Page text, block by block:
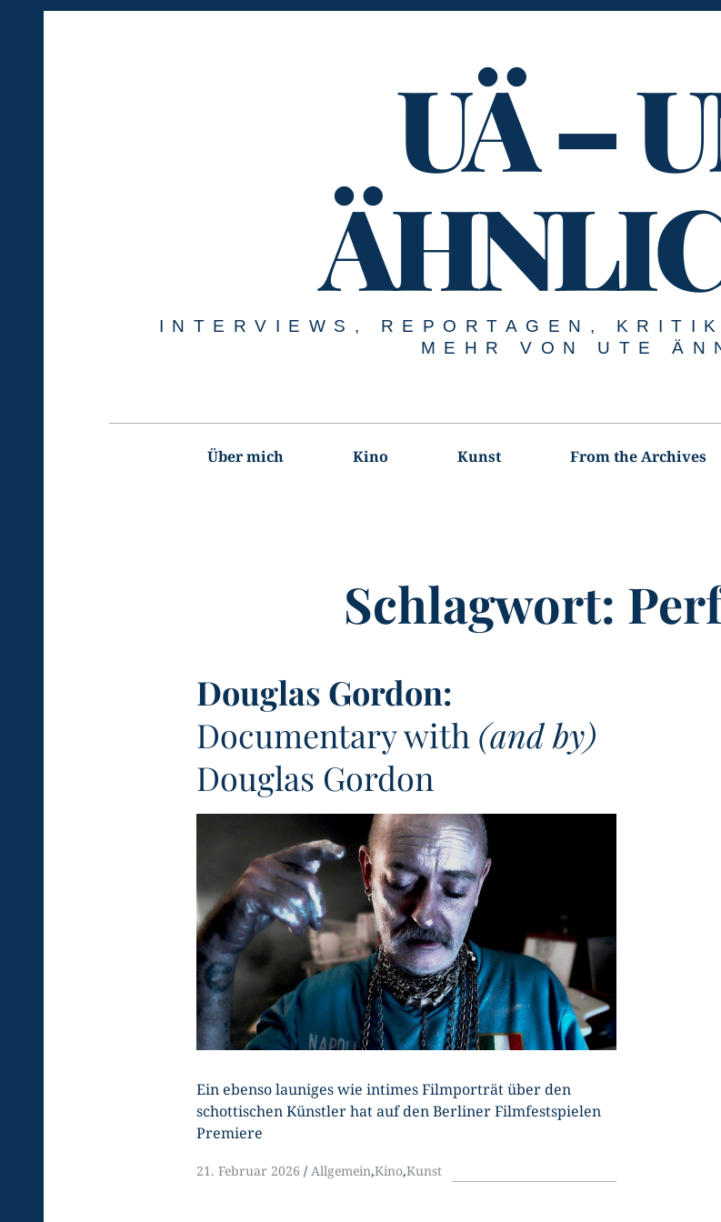
UÄ –
INTERVIEWS, REPORTAGEN,
MEHR VON UTE
Über mich Kino Kunst From the Archives
Schlagwort:
Douglas Gordon:
Documentary with (and by)
Douglas Gordon
U
Ein ebenso launiges wie intimes Filmporträt über den
schottischen Künstler hat auf den Berliner Filmfestspielen
Premiere
21. Februar 2026 Allgemein,Kino,Kunst